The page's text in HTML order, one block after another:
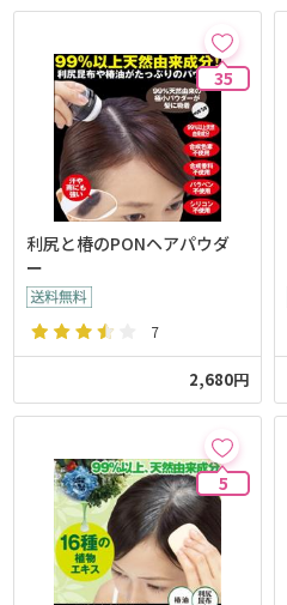
35
利尻と椿のPONヘアパウダ
ー
7
2,680円
5